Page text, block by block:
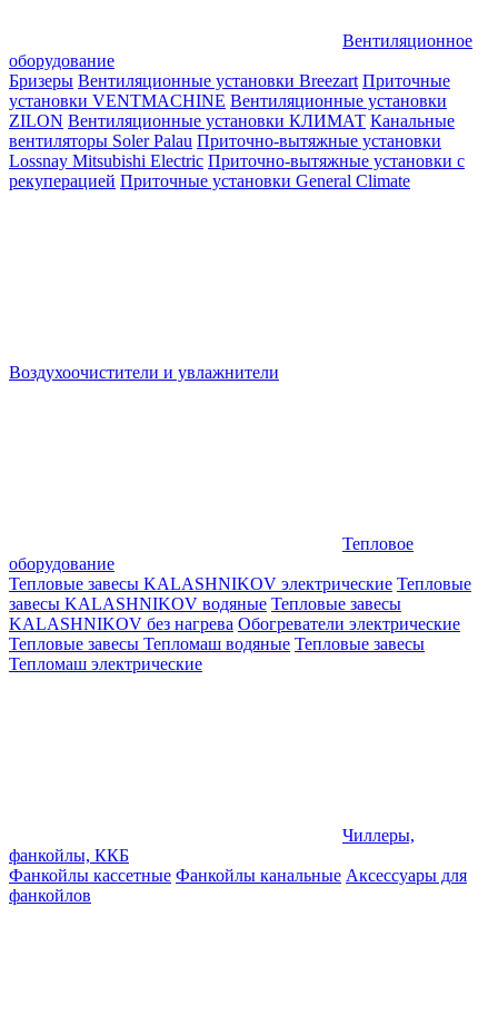
Вентиляционное
оборудование
Бризеры Вентиляционные установки Breezart Приточные
установки VENTMACHINE Вентиляционные установки
ZILON Вентиляционные установки КЛИМАТ Канальные
вентиляторы Soler Palau Приточно-вытяжные установки
Lossnay Mitsubishi Electric Приточно-вытяжные установки с
рекуперацией Приточные установки General Climate
Воздухоочистители и увлажнители
Тепловое
оборудование
Тепловые завесы KALASHNIKOV электрические Тепловые
завесы KALASHNIKOV водяные Тепловые завесы
KALASHNIKOV без нагрева Обогреватели электрические
Тепловые завесы Тепломаш водяные Тепловые завесы
Тепломаш электрические
Чиллеры,
фанкойлы, ККБ
Фанкойлы кассетные Фанкойлы канальные Аксессуары для
фанкойлов